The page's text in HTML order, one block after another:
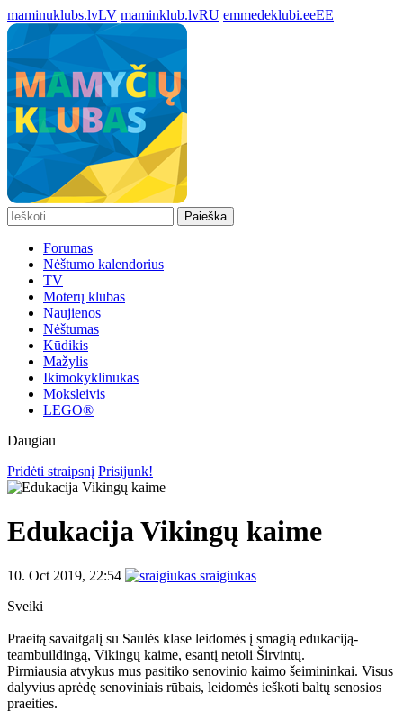
maminuklubs.lvLV maminklub.lvRU emmedeklubi.eeEE
Paieška
Forumas
Nėštumo kalendorius
TV
Moterų klubas
Naujienos
Nėštumas
Kūdikis
Mažylis
Ikimokyklinukas
Moksleivis
LEGO®
Daugiau
Pridėti straipsnį Prisijunk!
Edukacija Vikingų kaime
10. Oct 2019, 22:54
sraigiukas
Sveiki
Praeitą savaitgalį su Saulės klase leidomės į smagią edukaciją-
teambuildingą, Vikingų kaime, esantį netoli Širvintų.
Pirmiausia atvykus mus pasitiko senovinio kaimo šeimininkai. Visus
dalyvius aprėdę senoviniais rūbais, leidomės ieškoti baltų senosios
praeities.